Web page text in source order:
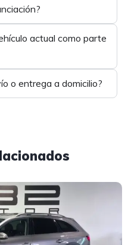
actual como parte
o entrega a domicilio?